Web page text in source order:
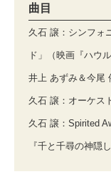
曲目
久石 譲：シンフォ
ド」（映画『ハウ
井上 あずみ＆今尾
久石 譲：オーケス
久石 譲：Spirited
『千と千尋の神隠